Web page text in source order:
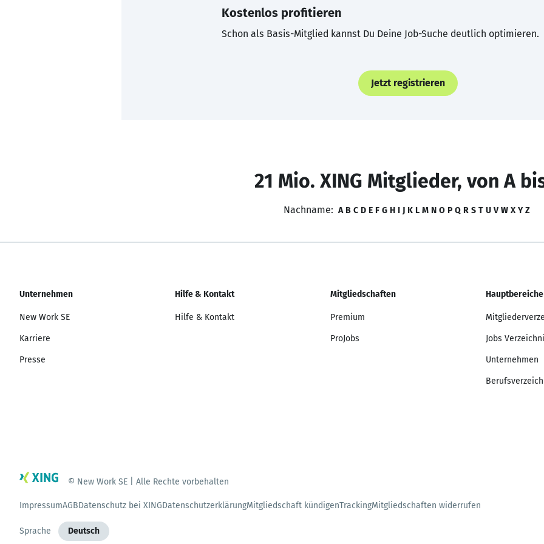
Kostenlos profitieren
Schon als Basis-Mitglied kannst Du Deine Job-Suche deutlich optimieren.
Jetzt registrieren
21 Mio. XING Mitglieder, von A
Nachname: A B C D E F G H I J K L M N O P Q R S T U V W X Y Z
Unternehmen
New Work SE
Karriere
Presse
Hilfe & Kontakt
Hilfe & Kontakt
Mitgliedschaften
Premium
ProJobs
Hauptbereiche
Jobs
Unternehmen
© New Work SE | Alle Rechte vorbehalten
ImpressumAGBDatenschutz bei XINGDatenschutzerklärungMitgliedschaft kündigenTrackingMitgliedschaften widerrufen
Sprache Deutsch